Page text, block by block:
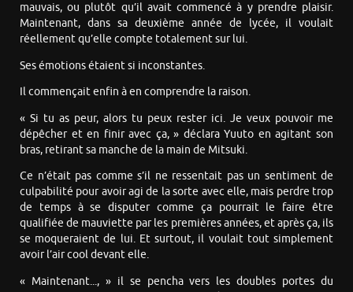
mauvais, ou plutôt qu’il avait commencé à y prendre plaisir.
Maintenant, dans sa deuxième année de lycée, il voulait
réellement qu’elle compte totalement sur lui.
Ses émotions étaient si inconstantes.
Il commençait enfin à en comprendre la raison.
« Si tu as peur, alors tu peux rester ici. Je veux pouvoir me
dépêcher et en finir avec ça, » déclara Yuuto en agitant son
bras, retirant sa manche de la main de Mitsuki.
Ce n’était pas comme s’il ne ressentait pas un sentiment de
culpabilité pour avoir agi de la sorte avec elle, mais perdre trop
de temps à se disputer comme ça pourrait le faire être
qualifiée de mauviette par les premières années, et après ça, ils
se moqueraient de lui. Et surtout, il voulait tout simplement
avoir l’air cool devant elle.
« Maintenant..., » il se pencha vers les doubles portes du